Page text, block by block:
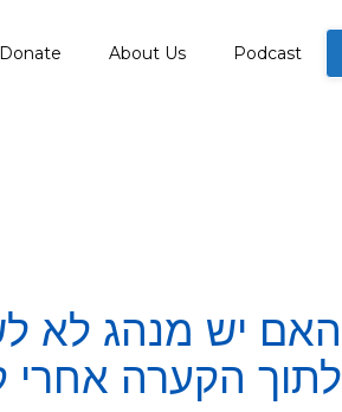
Donate About Us Podcast
האם יש מנהג לא
לתוך הקערה אחרי